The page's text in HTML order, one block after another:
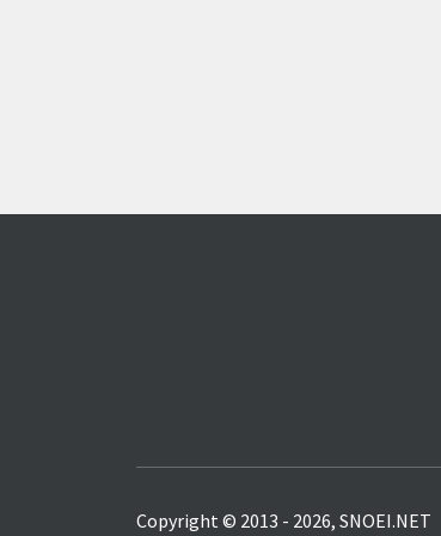
Copyright © 2013 - 2026, SNOEI.NET